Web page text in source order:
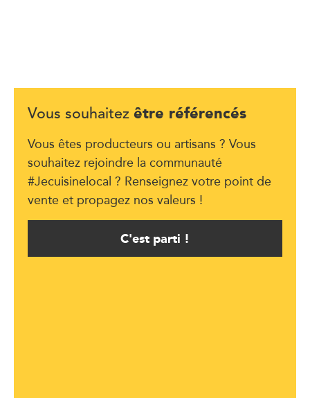
Vous souhaitez être référencés
Vous êtes producteurs ou artisans ? Vous
souhaitez rejoindre la communauté
#Jecuisinelocal ? Renseignez votre point de
vente et propagez nos valeurs !
C'est parti !